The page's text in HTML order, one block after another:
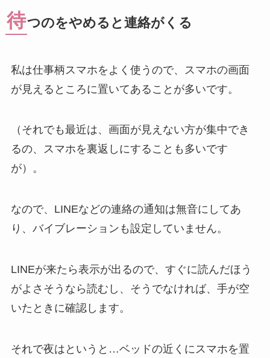
待つのをやめると連絡がくる
私は仕事柄スマホをよく使うので、スマホの画面
が見えるところに置いてあることが多いです。
（それでも最近は、画面が見えない方が集中でき
るの、スマホを裏返しにすることも多いです
が）。
なので、LINEなどの連絡の通知は無音にしてあ
り、バイブレーションも設定していません。
LINEが来たら表示が出るので、すぐに読んだほう
がよさそうなら読むし、そうでなければ、手が空
いたときに確認します。
それで夜はというと…ベッドの近くにスマホを置